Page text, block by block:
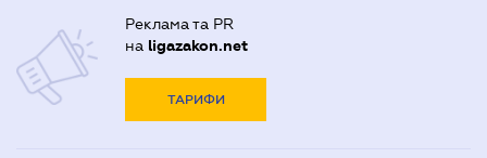
Реклама та PR
на ligazakon.net
ТАРИФИ